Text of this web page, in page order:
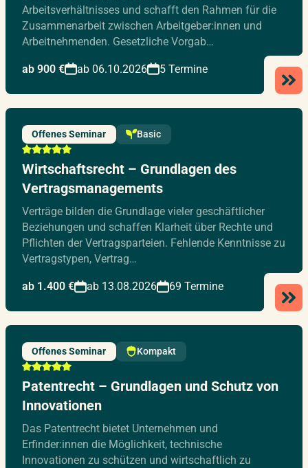
Arbeitsverhältnisses und schafft den Rahmen für die
Zusammenarbeit zwischen Arbeitgeber:innen und
Arbeitnehmenden. Gesetzliche Vorgab…
ab 900 € ab 06.10.2026 5 Termine
Offenes Seminar Basic
Wirtschaftsrecht – Grundlagen des
Vertragsmanagements
Verträge bilden die Grundlage vieler geschäftlicher
Beziehungen und schaffen Klarheit über Rechte und
Pflichten der Vertragsparteien. Fehlende Kenntnisse zu
Vertragstypen, Vertrag…
ab 1.400 € ab 13.08.2026 69 Termine
Offenes Seminar Kompakt
Patentrecht – Grundlagen und Schutz von
Innovationen
Das Patentrecht bietet Unternehmen und
Erfinder:innen die Möglichkeit, technische
Innovationen zu schützen und wirtschaftlich zu